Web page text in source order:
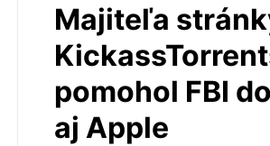
Majiteľa
pomohol FBI
aj Apple